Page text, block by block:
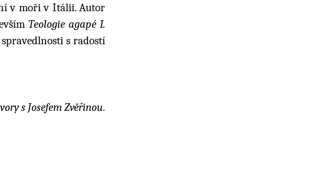
v moři v Itálii. Autor
Teologie agapé I.
s radostí
s Josefem Zvěřinou.